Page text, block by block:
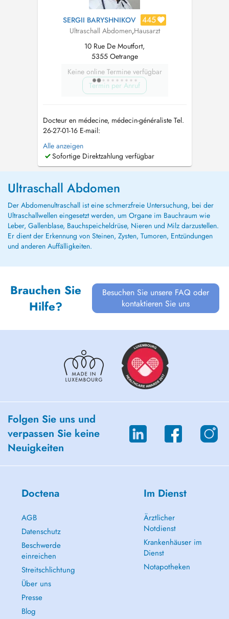
SERGII BARYSHNIKOV 445
Ultraschall Abdomen,Hausarzt
10 Rue De Moutfort,
5355 Oetrange
Keine online Termine verfügbar
Termin per Anruf
Docteur en médecine, médecin-généraliste Tel.
26-27-01-16 E-mail:
allgemeinmediziner_lux@outlook.com
meiner Praxis biete ich eine umfassende
medizinische Betreuung im Bereich der
individuellen Versorgung, die sowohl
körperliche als auch psychis...
Alle anzeigen
Sofortige Direktzahlung verfügbar
Ultraschall Abdomen
Der Abdomenultraschall ist eine schmerzfreie Untersuchung, bei der
Ultraschallwellen eingesetzt werden, um Organe im Bauchraum wie
Leber, Gallenblase, Bauchspeicheldrüse, Nieren und Milz darzustellen.
Er dient der Erkennung von Steinen, Zysten, Tumoren, Entzündungen
und anderen Auffälligkeiten.
Brauchen Sie
Hilfe?
Besuchen Sie unsere FAQ oder
kontaktieren Sie uns
Folgen Sie uns und
verpassen Sie keine
Neuigkeiten
Doctena
AGB
Datenschutz
Beschwerde
einreichen
Streitschlichtung
Über uns
Presse
Blog
Im Dienst
Ärztlicher
Notdienst
Krankenhäuser im
Dienst
Notapotheken